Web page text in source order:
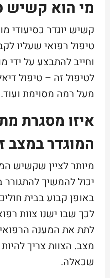
מי הוא קשיש
קשיש יוגדר כסיעודי
טיפול רפואי שעליו
וחייב להתבצע על ידי
לטיפול זה – טיפול
מעל רמה מסוימת ועוד.
איזו מסגרת
המוגדר במצב
מיותר לציין שקשיש
יכול להמשיך להתגורר
באופן קבוע בבית
לכך שבו ישנו צוות
לתת את המענה
מצב. הצוות צריך
שכאלה.